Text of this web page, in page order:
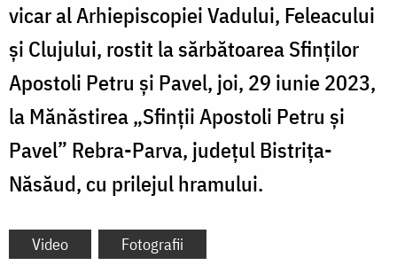
vicar al Arhiepiscopiei Vadului, Feleacului
și Clujului, rostit la sărbătoarea Sfinţilor
Apostoli Petru şi Pavel, joi, 29 iunie 2023,
la Mănăstirea „Sfinții Apostoli Petru și
Pavel” Rebra-Parva, județul Bistrița-
Năsăud, cu prilejul hramului.
Video Fotografii